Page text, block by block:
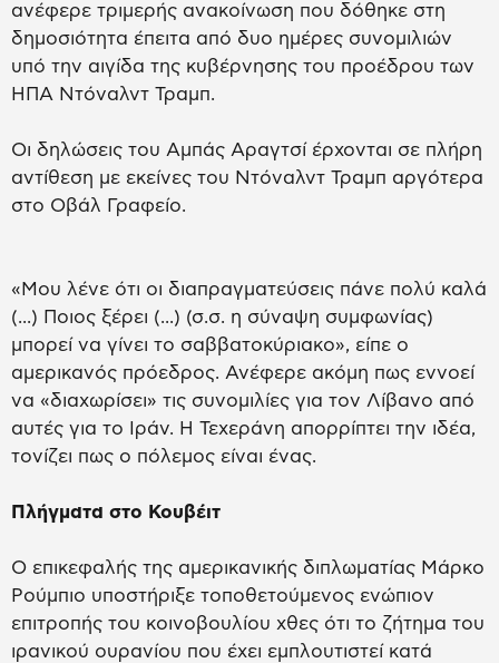
ανέφερε τριμερής ανακοίνωση που δόθηκε στη
δημοσιότητα έπειτα από δυο ημέρες συνομιλιών
υπό την αιγίδα της κυβέρνησης του προέδρου των
ΗΠΑ Ντόναλντ Τραμπ.
Οι δηλώσεις του Αμπάς Αραγτσί έρχονται σε πλήρη
αντίθεση με εκείνες του Ντόναλντ Τραμπ αργότερα
στο Οβάλ Γραφείο.
«Μου λένε ότι οι διαπραγματεύσεις πάνε πολύ καλά
(...) Ποιος ξέρει (...) (σ.σ. η σύναψη συμφωνίας)
μπορεί να γίνει το σαββατοκύριακο», είπε ο
αμερικανός πρόεδρος. Ανέφερε ακόμη πως εννοεί
να «διαχωρίσει» τις συνομιλίες για τον Λίβανο από
αυτές για το Ιράν. Η Τεχεράνη απορρίπτει την ιδέα,
τονίζει πως ο πόλεμος είναι ένας.
Πλήγματα στο Κουβέιτ
Ο επικεφαλής της αμερικανικής διπλωματίας Μάρκο
Ρούμπιο υποστήριξε τοποθετούμενος ενώπιον
επιτροπής του κοινοβουλίου χθες ότι το ζήτημα του
ιρανικού ουρανίου που έχει εμπλουτιστεί κατά